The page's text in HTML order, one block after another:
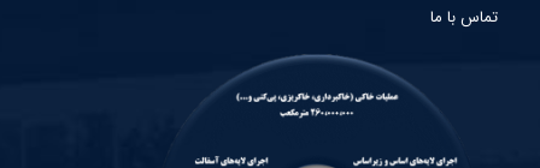
تماس با ما